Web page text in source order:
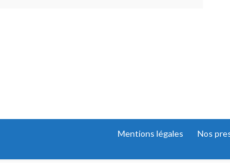
Mentions légales Nos